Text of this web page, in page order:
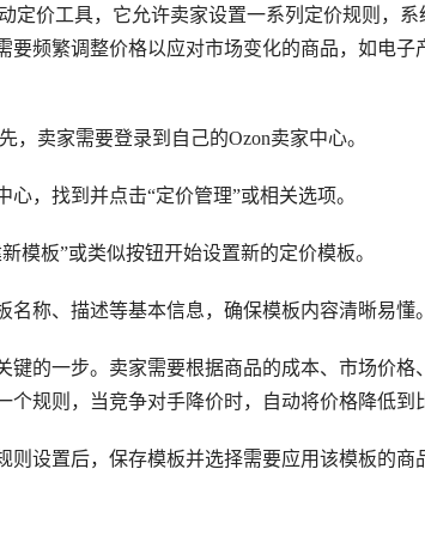
定价工具，它允许卖家设置一系列定价规则，
要频繁调整价格以应对市场变化的商品，如电子
，卖家需要登录到自己的Ozon卖家中心。
心，找到并点击“定价管理”或相关选项。
模板”或类似按钮开始设置新的定价模板。
名称、描述等基本信息，确保模板内容清晰易懂。
键的一步。卖家需要根据商品的成本、市场价
个规则，当竞争对手降价时，自动将价格降低到
则设置后，保存模板并选择需要应用该模板的商